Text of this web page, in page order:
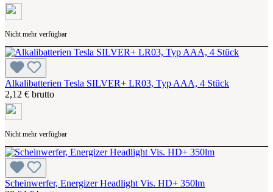
Nicht mehr verfügbar
Alkalibatterien Tesla SILVER+ LR03, Typ AAA, 4 Stück
2,12 € brutto
Nicht mehr verfügbar
Scheinwerfer, Energizer Headlight Vis. HD+ 350lm